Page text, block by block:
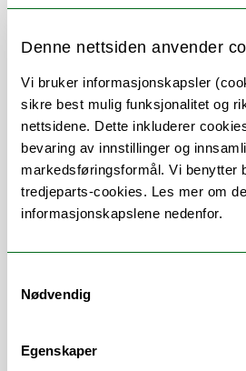
Denne nettsiden anvender
Vi bruker informasjonskapsler
sikre best mulig funksjonalitet og
nettsidene. Dette inkluderer
bevaring av innstillinger og
markedsføringsformål. Vi benytter
tredjeparts-cookies. Les mer om
informasjonskapslene nedenfor.
Nødvendig
Egenskaper
Om Forskning og
Stillingsbeskrivelse
Veiledning, rådgivning og
innkjøpsfaglige spørsmål.
av anskaffelsesprosesser
herunder også inngåelse